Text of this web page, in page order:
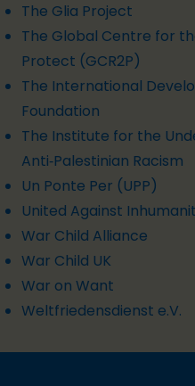
The Glia Project
The Global Centre for
Protect (GCR2P)
The International
Foundation
The Institute for the
Anti‑Palestinian Racism
Un Ponte Per (UPP)
United Against
War Child Alliance
War Child UK
War on Want
Weltfriedensdienst e.V.